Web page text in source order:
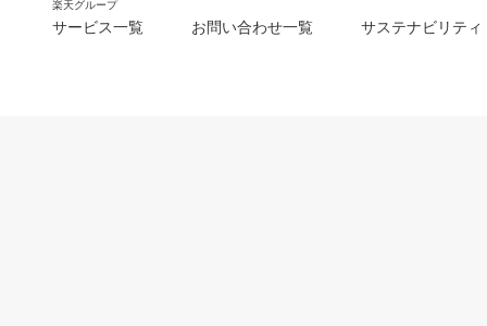
楽天グループ
サービス一覧 お問い合わせ一覧 サステナビリティ